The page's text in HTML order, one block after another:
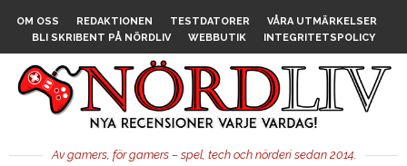
OM OSS REDAKTIONEN TESTDATORER
VÅRA UTMÄRKELSER
BLI SKRIBENT PÅ NÖRDLIV
WEBBUTIK INTEGRITETSPOLICY
Av gamers, för gamers – spel, tech och nörderi sedan 2014.